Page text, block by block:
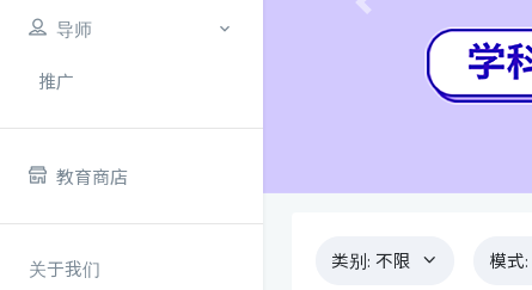
导师
推广
教育商店
关于我们
Previous
类别: 不限 模式: